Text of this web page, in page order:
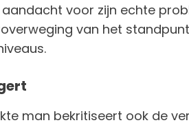
voor zijn echte
van het
man bekritiseert ook de